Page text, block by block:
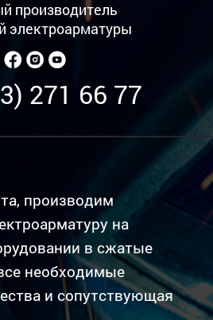
производитель
электроарматуры
271 66 77
производим
на
в сжатые
необходимые
и сопутствующая